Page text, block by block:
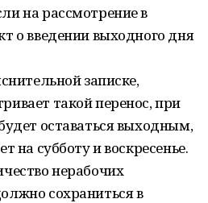
на рассмотрение в
о введении выходного дня
записке,
такой перенос, при
оставаться выходным,
на субботу и воскресенье.
нерабочих
сохраниться в